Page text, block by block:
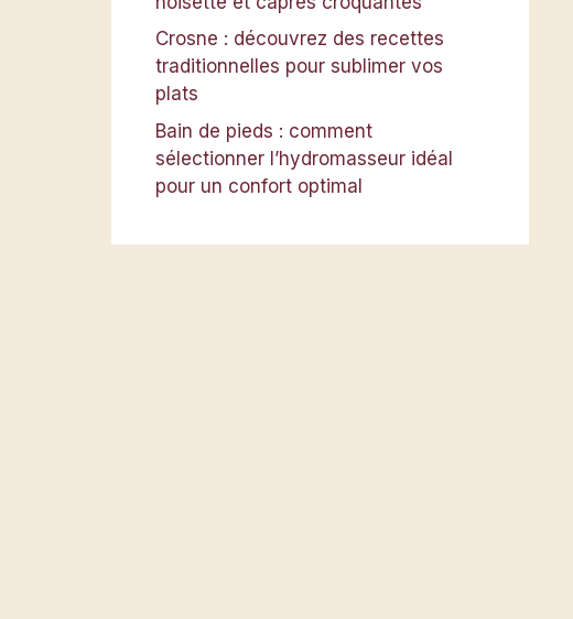
Crosne : découvrez des recettes
traditionnelles pour sublimer vos
plats
Bain de pieds : comment
sélectionner l’hydromasseur idéal
pour un confort optimal